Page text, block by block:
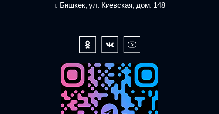
г. Бишкек, ул. Киевская, дом. 148